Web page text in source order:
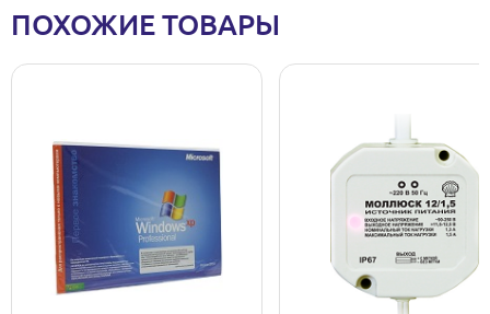
ПОХОЖИЕ ТОВАРЫ